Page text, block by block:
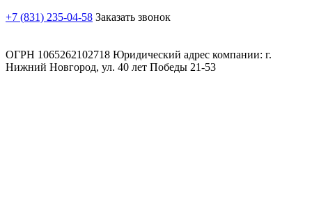
+7 (831) 235-04-58 Заказать звонок
ОГРН 1065262102718 Юридический адрес компании: г.
Нижний Новгород, ул. 40 лет Победы 21-53